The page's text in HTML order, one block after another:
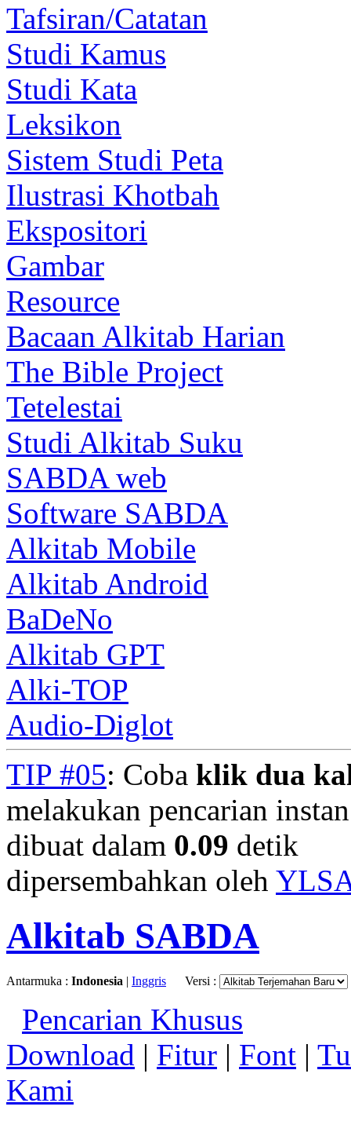
Tafsiran/Catatan
Studi Kamus
Studi Kata
Leksikon
Sistem Studi Peta
Ilustrasi Khotbah
Ekspositori
Gambar
Resource
Bacaan Alkitab Harian
The Bible Project
Tetelestai
Studi Alkitab Suku
SABDA web
Software SABDA
Alkitab Mobile
Alkitab Android
BaDeNo
Alkitab GPT
Alki-TOP
Audio-Diglot
TIP #05: Coba klik dua
melakukan pencarian
dibuat dalam 0.09 detik
dipersembahkan oleh
Alkitab SABDA
Antarmuka : Indonesia | Inggris Versi :
Pencarian Khusus
Download | Fitur | Font |
Kami